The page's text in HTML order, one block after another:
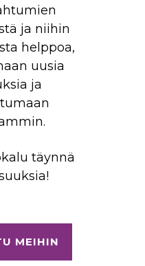
ja niihin
helppoa,
uusia
ja
täynnä
MEIHIN